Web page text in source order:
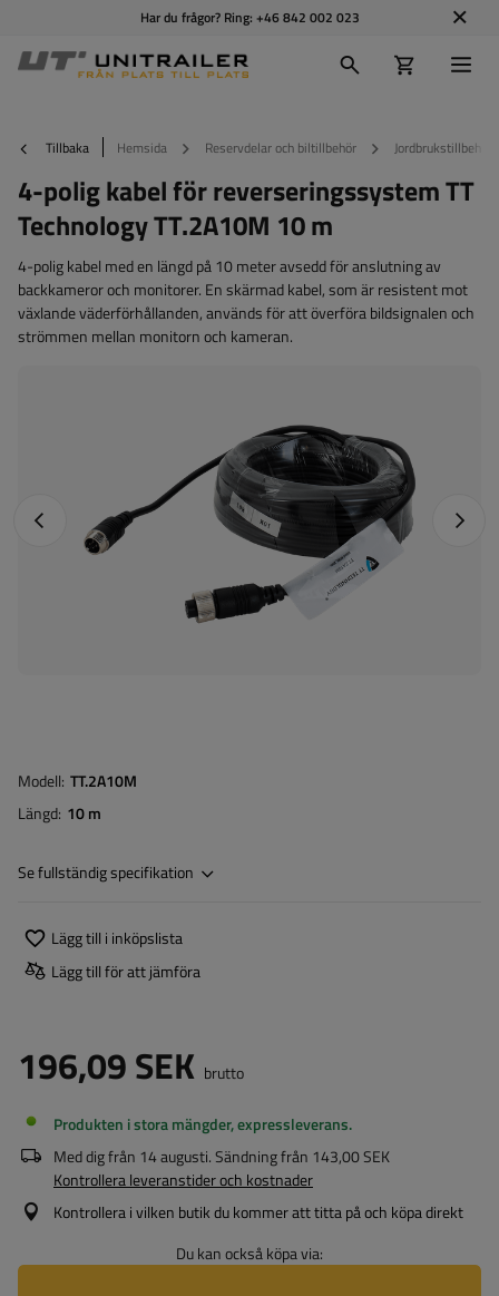
Har du frågor? Ring: +46 842 002 023
Tillbaka Hemsida Reservdelar och biltillbehör Jordbrukstillbehör
4-polig kabel för reverseringssystem TT
Technology TT.2A10M 10 m
4-polig kabel med en längd på 10 meter avsedd för anslutning av
backkameror och monitorer. En skärmad kabel, som är resistent mot
växlande väderförhållanden, används för att överföra bildsignalen och
strömmen mellan monitorn och kameran.
Föregående foto Nästa
Modell TT.2A10M
Längd 10 m
Se fullständig specifikation
Lägg till i inköpslista
Lägg till för att jämföra
196,09 SEK brutto
Produkten i stora mängder, expressleverans
Med dig från 14 augusti. Sändning från 143,00 SEK
Kontrollera leveranstider och kostnader
Kontrollera i vilken butik du kommer att titta på och köpa direkt
Du kan också köpa via: